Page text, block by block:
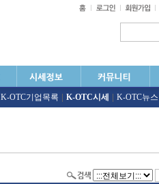
K-OTC기업목록 K-OTC시세 K-OTC뉴스